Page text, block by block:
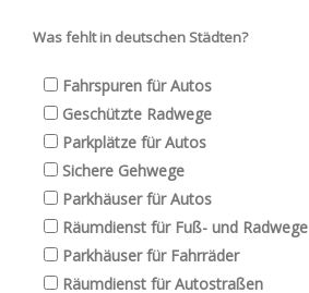
Was fehlt in deutschen Städten?
Fahrspuren für Autos
Geschützte Radwege
Parkplätze für Autos
Sichere Gehwege
Parkhäuser für Autos
Räumdienst für Fuß- und Radwege
Parkhäuser für Fahrräder
Räumdienst für Autostraßen